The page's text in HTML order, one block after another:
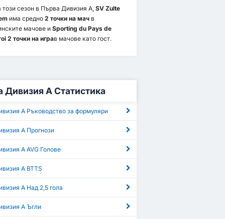
този сезон в Първа Дивизия А,SV Zulte
има средно 2 точки на мачв
мачове и Sporting du Pays de
2 точки на играв мачове като гост.
Дивизия А Статистика
А Ръководство за формуляри
А Прогнози
А AVG Голове
А BTTS
А Над 2,5 гола
А Ъгли